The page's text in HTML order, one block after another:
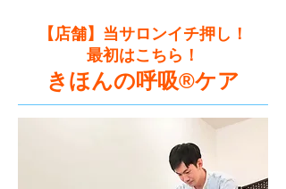
​【店舗】当サロンイチ押し！
最初はこちら！
きほんの呼吸®ケア